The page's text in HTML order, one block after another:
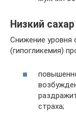
Низкий
Снижение уровня
(гипогликемия)
страха;